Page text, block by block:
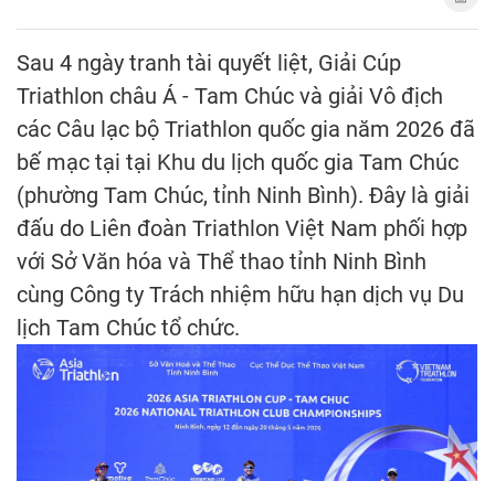
Sau 4 ngày tranh tài quyết liệt, Giải Cúp
Triathlon châu Á - Tam Chúc và giải Vô địch
các Câu lạc bộ Triathlon quốc gia năm 2026 đã
bế mạc tại tại Khu du lịch quốc gia Tam Chúc
(phường Tam Chúc, tỉnh Ninh Bình). Đây là giải
đấu do Liên đoàn Triathlon Việt Nam phối hợp
với Sở Văn hóa và Thể thao tỉnh Ninh Bình
cùng Công ty Trách nhiệm hữu hạn dịch vụ Du
lịch Tam Chúc tổ chức.